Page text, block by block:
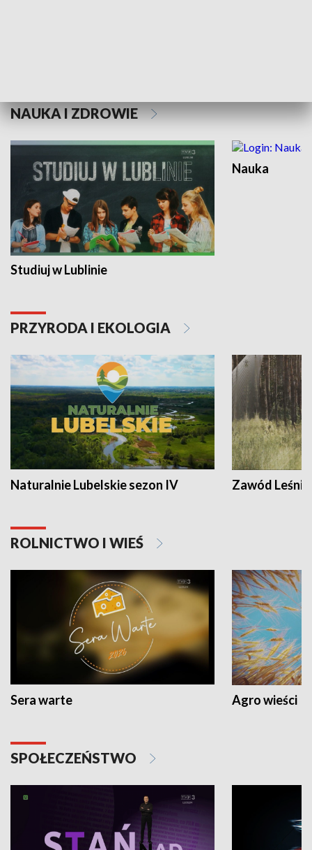
NAUKA I ZDROWIE
Studiuj w Lublinie
Nauka
PRZYRODA I EKOLOGIA
Naturalnie Lubelskie sezon IV Zawód Leśnik
ROLNICTWO I WIEŚ
Sera warte Agro wieści
SPOŁECZEŃSTWO